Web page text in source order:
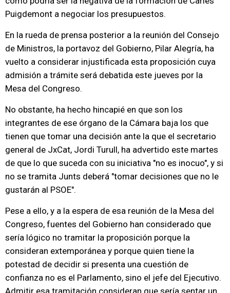
Puigdemont a negociar los presupuestos.
En la rueda de prensa posterior a la reunión del Consejo
de Ministros, la portavoz del Gobierno, Pilar Alegría, ha
vuelto a considerar injustificada esta proposición cuya
admisión a trámite será debatida este jueves por la
Mesa del Congreso.
No obstante, ha hecho hincapié en que son los
integrantes de ese órgano de la Cámara baja los que
tienen que tomar una decisión ante la que el secretario
general de JxCat, Jordi Turull, ha advertido este martes
de que lo que suceda con su iniciativa "no es inocuo", y si
no se tramita Junts deberá "tomar decisiones que no le
gustarán al PSOE".
Pese a ello, y a la espera de esa reunión de la Mesa del
Congreso, fuentes del Gobierno han considerado que
sería lógico no tramitar la proposición porque la
consideran extemporánea y porque quien tiene la
potestad de decidir si presenta una cuestión de
confianza no es el Parlamento, sino el jefe del Ejecutivo.
Admitir esa tramitación consideran que sería sentar un